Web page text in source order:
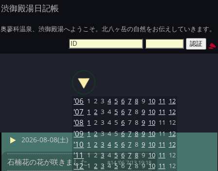
渋御殿湯日記帳
奥蓼科温泉、渋御殿湯へようこそ。北八ヶ岳の自然をお伝えしていきます。
2026-08-08(土)
石楠花の花が咲きました #14 '06 7/13 19:18
'06 1 2 3 4 5 6 7 8 9 10 11 12
'07 1 2 3 4 5 6 7 8 9 10 11 12
'08 1 2 3 4 5 6 7 8 9 10 11 12
'09 1 2 3 4 5 6 7 8 9 10 11 12
'10 1 2 3 4 5 6 7 8 9 10 11 12
'11 1 2 3 4 5 6 7 8 9 10 11 12
'12 1 2 3 4 5 6 7 8 9 10 11 12